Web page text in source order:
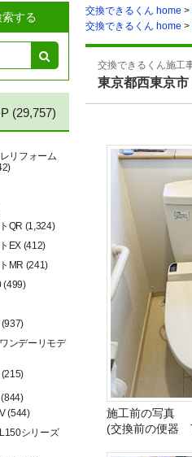
する
(29,757)
レリフォーム
QR (1,324)
EX (412)
MR (241)
(499)
(937)
ンデーリモデ
(215)
(844)
(544)
シリーズ
交換できるくん home >
交換できるくん home >
交換できるくん施工
東京都西東京市
施工前の写真
(交換前の便器